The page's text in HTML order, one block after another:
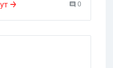
0